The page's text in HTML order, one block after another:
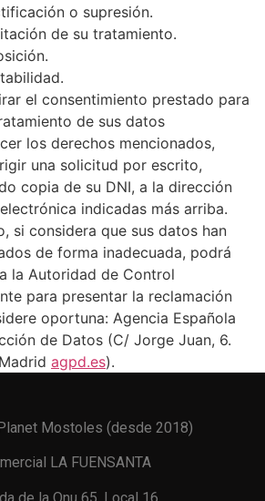
o supresión.
de su tratamiento.
el consentimiento prestado para
de sus datos
los derechos mencionados,
una solicitud por escrito,
copia de su DNI, a la dirección
indicadas más arriba.
si considera que sus datos han
de forma inadecuada, podrá
la Autoridad de Control
para presentar la reclamación
oportuna: Agencia Española
de Datos (C/ Jorge Juan, 6.
agpd.es).
Mostoles (desde 2018)
LA FUENSANTA
de la Onu 65, Local 16